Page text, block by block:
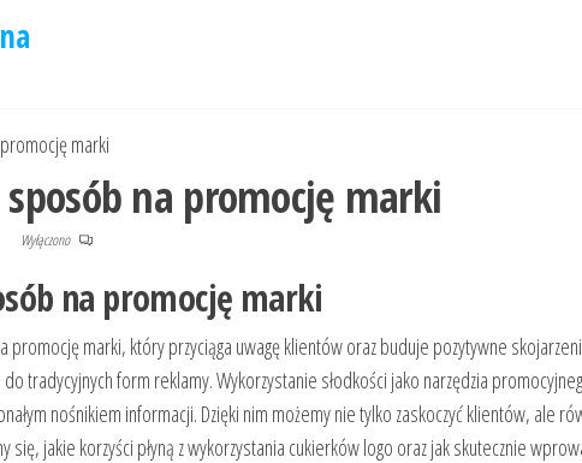
marki
na promocję marki
Wyłączono
na promocję marki
marki, który przyciąga uwagę klientów oraz buduje pozytywne
tradycyjnych form reklamy. Wykorzystanie słodkości jako narzędzia
nośnikiem informacji. Dzięki nim możemy nie tylko zaskoczyć klientów, ale
się, jakie korzyści płyną z wykorzystania cukierków logo oraz jak skutecznie